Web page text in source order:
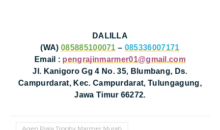
DALILLA
(WA) 085885100071 – 085336007171
Email : pengrajinmarmer01@gmail.com
Jl. Kanigoro Gg 4 No. 35, Blumbang, Ds.
Campurdarat, Kec. Campurdarat, Tulungagung,
Jawa Timur 66272.
Agen Piala Trophy Marmer Murah